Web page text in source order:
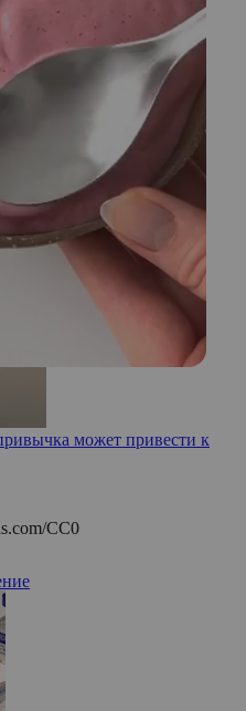
волосы выпадают
может привести к
CC0